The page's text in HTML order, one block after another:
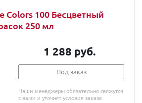
Colors 100 Бесцветный
250 мл
1 288 руб.
Под заказ
Наши менеджеры обязательно свяжутся
с вами и уточнят условия заказа